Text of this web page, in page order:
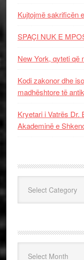
Kujtojmë sakrificën
SPAÇI NUK E
New York, qyteti
Kodi zakonor dhe
madhështore të
Kryetari i Vatrës Dr.
Akademinë e